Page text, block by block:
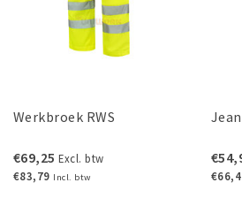
Werkbroek RWS
€69,25 Excl. btw
€83,79 Incl. btw